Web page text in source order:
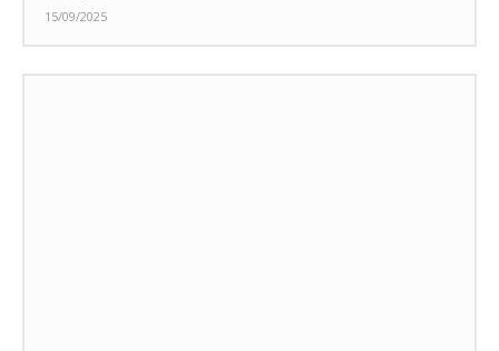
15/09/2025